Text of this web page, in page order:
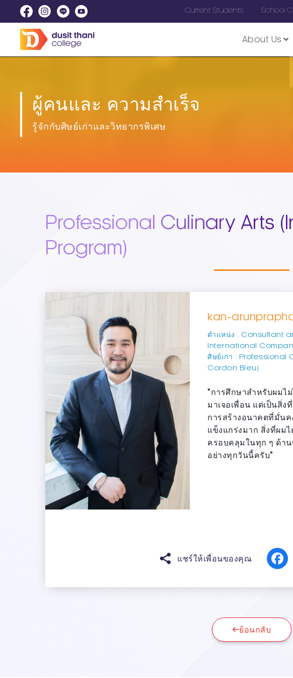
Current Students School
About Us
ผู้คนและ ความสำเร็จ
รู้จักกับศิษย์เก่าและวิทยากรพิเศษ
Professional Culinary Arts
Program)
kan-
ตำแหน่ง : Consultant
International
ศิษย์เก่า : Professional
Cordon Bleu)
“การศึกษาสำหรับผมไ
มาเจอเพื่อน แต่เป็นสิ่
การสร้างอนาคตที่มั่น
แข็งแกร่งมาก สิ่งที่ผม
ครอบคลุมในทุก ๆ ด้าน
อย่างทุกวันนี้ครับ”
แชร์ให้เพื่อนของคุณ
ย้อนกลับ